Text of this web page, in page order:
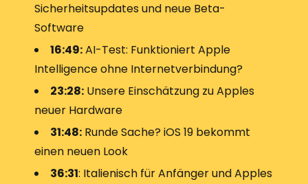
Sicherheitsupdates und neue Beta-
Software
16:49:AI-Test: Funktioniert Apple
Intelligence ohne Internetverbindung?
23:28: Unsere Einschätzung zu Apples
neuer Hardware
31:48: Runde Sache? iOS 19 bekommt
einen neuen Look
36:31: Italienisch für Anfänger und Apples